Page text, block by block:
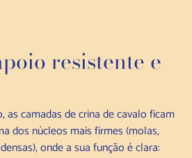
resistente e
camadas de crina de cavalo ficam
dos núcleos mais firmes (molas,
onde a sua função é clara: